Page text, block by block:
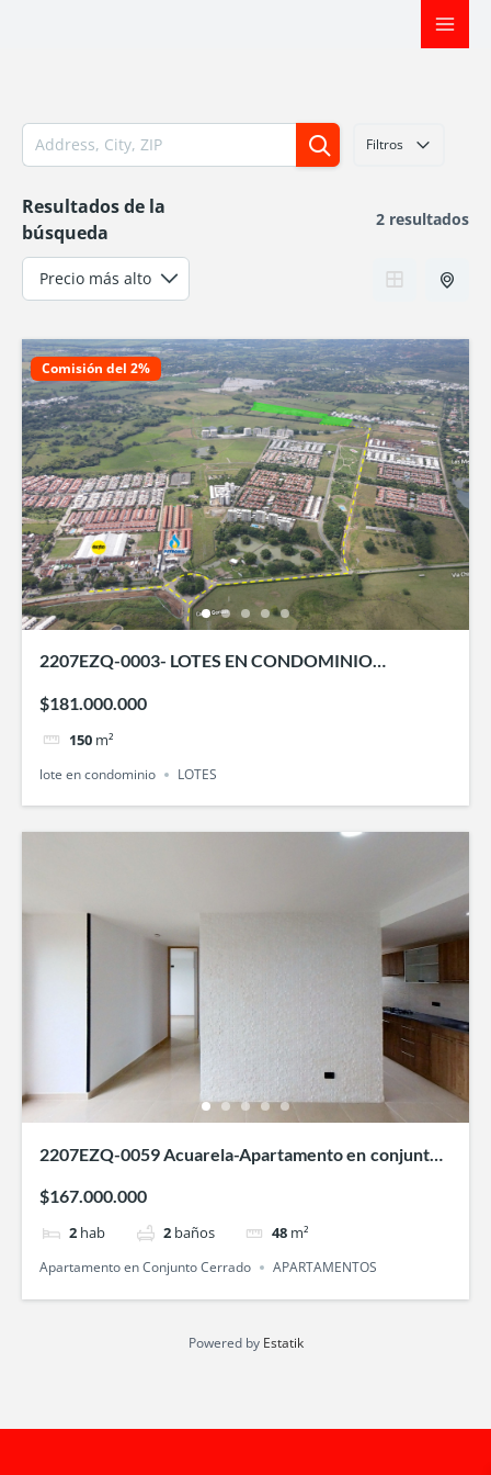
Filtros
Resultados de la
búsqueda
2 resultados
Comisión del 2%
2207EZQ-0003- LOTES EN CONDOMINIO
$181.000.000
150 m²
lote en condominio LOTES
2207EZQ-0059 Acuarela-Apartamento en conjunto
$167.000.000
2 hab 2 baños 48 m²
Apartamento en Conjunto Cerrado APARTAMENTOS
Powered by Estatik